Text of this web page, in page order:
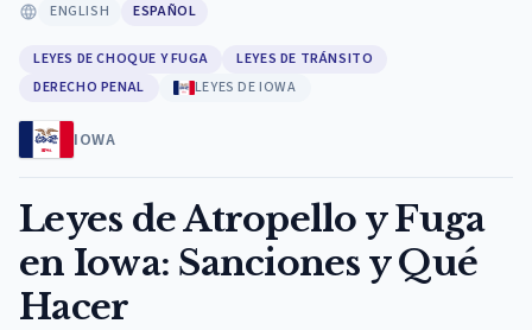
ENGLISH ESPAÑOL
LEYES DE CHOQUE Y FUGA
LEYES DE TRÁNSITO
DERECHO PENAL
LEYES DE IOWA
IOWA
Leyes de Atropello y Fuga
en Iowa: Sanciones y Qué
Hacer